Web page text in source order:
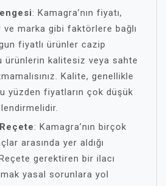
: Kamagra’nın fiyatı,
ve marka gibi faktörlere bağlı
fiyatlı ürünler cazip
ürünlerin kalitesiz veya sahte
Kalite, genellikle
yüzden fiyatların çok düşük
: Kamagra’nın birçok
arasında yer aldığı
gerektiren bir ilacı
yasal sorunlara yol